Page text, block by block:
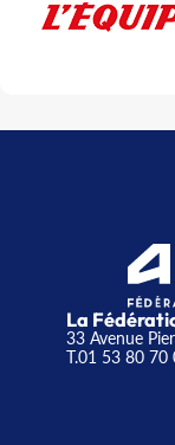
La
33 Avenue
T.01 53 80 70